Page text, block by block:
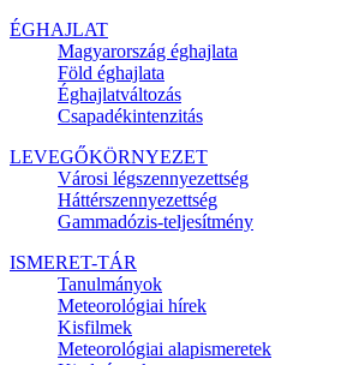
ÉGHAJLAT
Magyarország éghajlata
Föld éghajlata
Éghajlatváltozás
Csapadékintenzitás
LEVEGŐKÖRNYEZET
Városi légszennyezettség
Háttérszennyezettség
Gammadózis-teljesítmény
ISMERET-TÁR
Tanulmányok
Meteorológiai hírek
Kisfilmek
Meteorológiai alapismeretek